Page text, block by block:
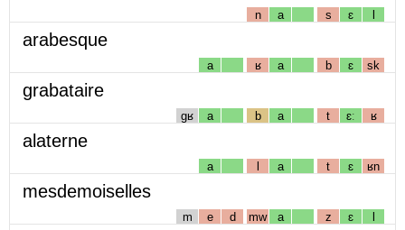
n a s ɛ l
arabesque
a ʁ a b ɛ sk
grabataire
gʁ a b a t ɛː ʁ
alaterne
a l a t ɛ ʁn
mesdemoiselles
m e d mw a z ɛ l